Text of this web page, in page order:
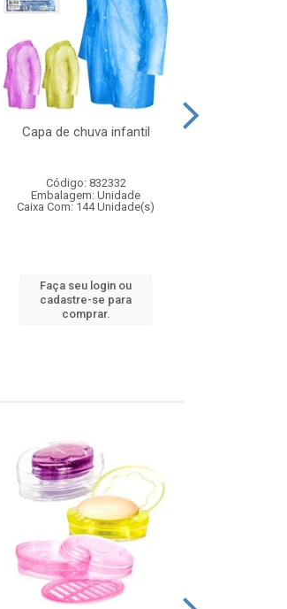
Capa de chuva infantil
Código: 832332
Embalagem: Unidade
Caixa Com: 144 Unidade(s)
Faça seu login ou
cadastre-se para
comprar.